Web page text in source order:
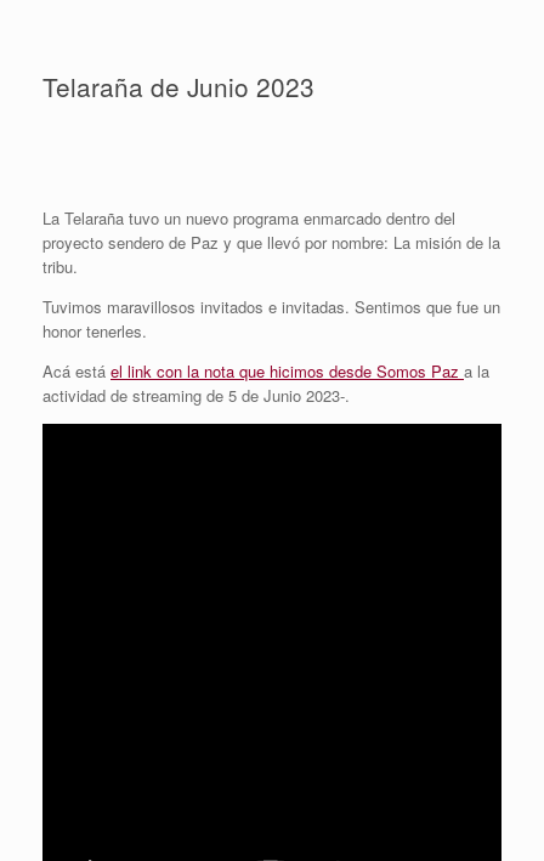
Telaraña de Junio 2023
La Telaraña tuvo un nuevo programa enmarcado dentro del
proyecto sendero de Paz y que llevó por nombre: La misión de la
tribu.
Tuvimos maravillosos invitados e invitadas. Sentimos que fue un
honor tenerles.
Acá está el link con la nota que hicimos desde Somos Paz a la
actividad de streaming de 5 de Junio 2023-.